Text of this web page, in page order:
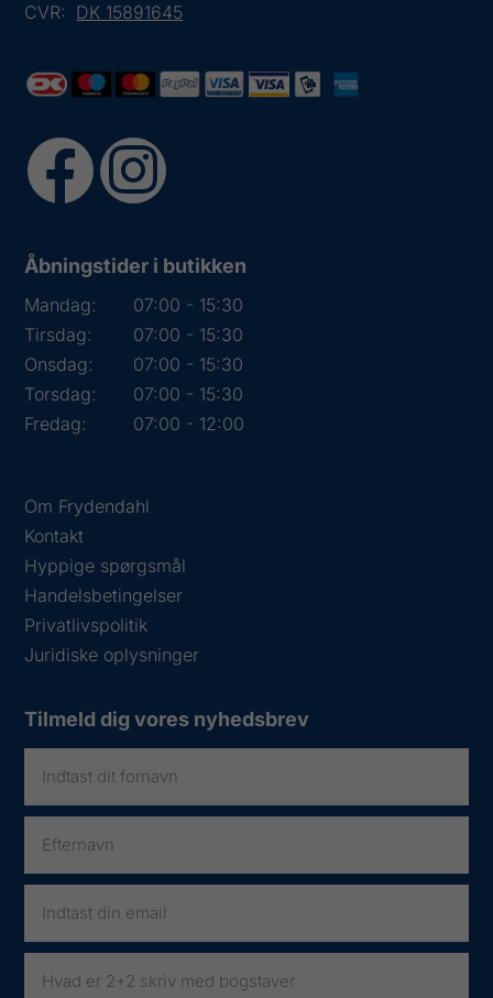
CVR: DK 15891645
Åbningstider i butikken
Mandag:
07:00 - 15:30
Tirsdag:
07:00 - 15:30
Onsdag:
07:00 - 15:30
Torsdag:
07:00 - 15:30
Fredag:
07:00 - 12:00
Om Frydendahl
Kontakt
Hyppige spørgsmål
Handelsbetingelser
Privatlivspolitik
Juridiske oplysninger
Tilmeld dig vores nyhedsbrev